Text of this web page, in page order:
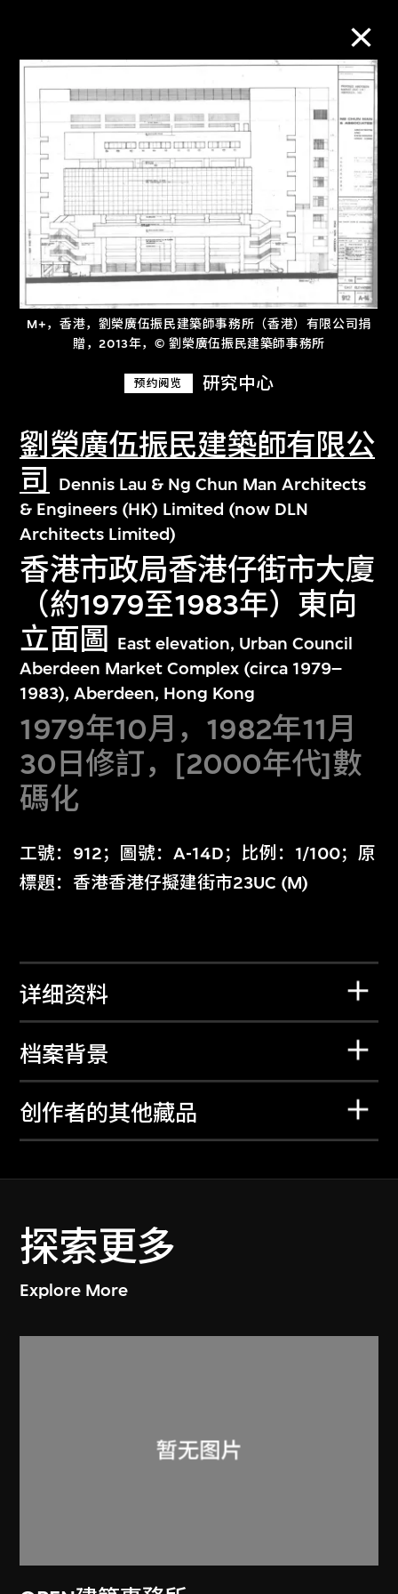
M+，香港，劉榮廣伍振民建築師事務所（香港）有限公司捐
贈，2013年，© 劉榮廣伍振民建築師事務所
预约阅览 研究中心
劉榮廣伍振民建築師有限公
司
Dennis Lau & Ng Chun Man Architects
& Engineers (HK) Limited (now DLN
Architects Limited)
香港市政局香港仔街市大廈
（約1979至1983年）東向
立面圖
East elevation, Urban Council
Aberdeen Market Complex (circa 1979–
1983), Aberdeen, Hong Kong
1979年10月，1982年11月
30日修訂，[2000年代]數
碼化
工號：912；圖號：A-14D；比例：1/100；原
標題：香港香港仔擬建街市23UC (M)
详细资料
档案背景
创作者的其他藏品
探索更多
Explore More
M+藏品
进一步筛选 搜索
关于M+藏品
探索世界顶级的二十及二十一世纪视觉